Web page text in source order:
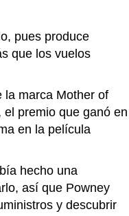
pues produce
que los vuelos
la marca Mother of
premio que ganó en
en la película
hecho una
así que Powney
y descubrir